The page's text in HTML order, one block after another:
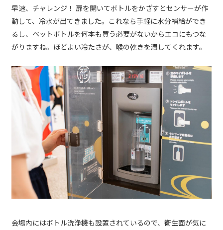
早速、チャレンジ！ 扉を開いてボトルをかざすとセンサーが作
動して、冷水が出てきました。これなら手軽に水分補給ができ
るし、ペットボトルを何本も買う必要がないからエコにもつな
がりますね。ほどよい冷たさが、喉の乾きを潤してくれます。
会場内にはボトル洗浄機も設置されているので、衛生面が気に